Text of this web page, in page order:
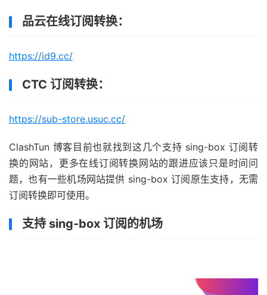
品云在线订阅转换：
https://id9.cc/
CTC 订阅转换：
https://sub-store.usuc.cc/
ClashTun 博客目前也就找到这几个支持 sing-box 订阅转
换的网站，更多在线订阅转换网站的跟进应该只是时间问
题，也有一些机场网站提供 sing-box 订阅原生支持，无需
订阅转换即可使用。
支持 sing-box 订阅的机场